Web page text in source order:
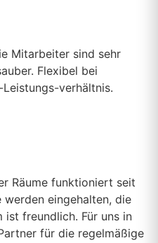
Mitarbeiter sind sehr
Flexibel bei
verhältnis.
Räume funktioniert seit
eingehalten, die
ist freundlich. Für uns in
für die regelmäßige